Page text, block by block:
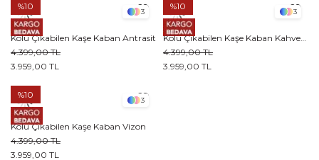
3
Kolu Çıkabilen Kaşe Kaban Antrasit
3.959,00 TL
4.399,00 TL
%10
3
Kolu Çıkabilen Kaşe Kaban Kahverengi
3.959,00 TL
4.399,00 TL
%10
3
Kolu Çıkabilen Kaşe Kaban Vizon
3.959,00 TL
4.399,00 TL
%10